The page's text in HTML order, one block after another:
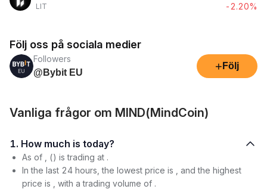
LIT
-2.20%
Följ oss på sociala medier
Followers
@Bybit EU
+ Följ
Vanliga frågor om MIND(MindCoin)
1. How much is today?
As of , () is trading at .
In the last 24 hours, the lowest price is , and the highest
price is , with a trading volume of .